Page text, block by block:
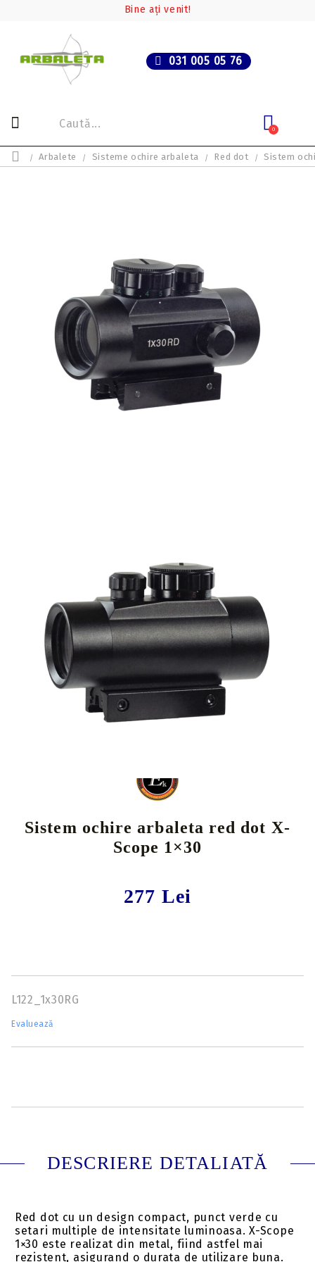
Bine ați venit!
031 005 05 76
0
Arbalete Sisteme ochire arbaleta Red dot Sistem
Sistem ochire arbaleta red dot X-
Scope 1×30
277 Lei
L122_1x30RG
Evaluează
DESCRIERE DETALIATĂ
Red dot cu un design compact, punct verde cu
setari multiple de intensitate luminoasa. X-Scope
1×30 este realizat din metal, fiind astfel mai
rezistent, asigurand o durata de utilizare buna.